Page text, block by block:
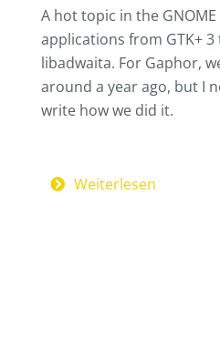
A hot topic in the
applications from GTK+ 3
libadwaita. For Gaphor,
around a year ago, but I
write how we did it.
Weiterlesen